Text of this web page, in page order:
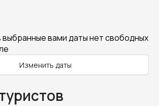
вами даты нет свободных
Изменить даты